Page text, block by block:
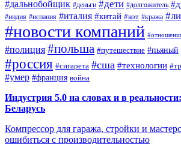
#дальнобойщик #деньги #дети #долгожитель
#индия #испания #италия #китай #кот #кража
#новости компаний
#полиция #польша #путешествие #пьяный
#россия #сигарета #сша #технологии
#умер #франция война
Индустрия 5.0 на словах и в
Беларусь
Компрессор для гаража, стройки и
ошибиться с производительностью